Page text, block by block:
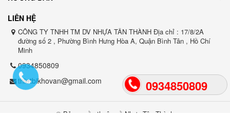
LIÊN HỆ
CÔNG TY TNHH TM DV NHỰA TÂN THÀNH Địa chỉ : 17/8/2A
đường số 2 , Phường Bình Hưng Hòa A, Quận Bình Tân , Hồ Chí
Minh
0934850809
thietbikhovan@gmail.com
© Bản quyền thuộc về Nhựa Tân Thành
0934850809